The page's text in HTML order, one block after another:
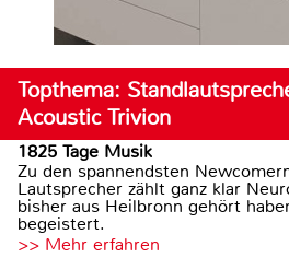
Topthema:
Acoustic Trivion
1825 Tage Musik
Zu den spannendsten
Lautsprecher zählt ganz klar
bisher aus Heilbronn gehört
begeistert.
>> Mehr erfahren